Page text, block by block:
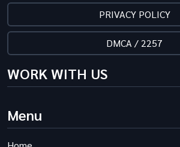
PRIVACY POLICY
DMCA / 2257
WORK WITH US
Menu